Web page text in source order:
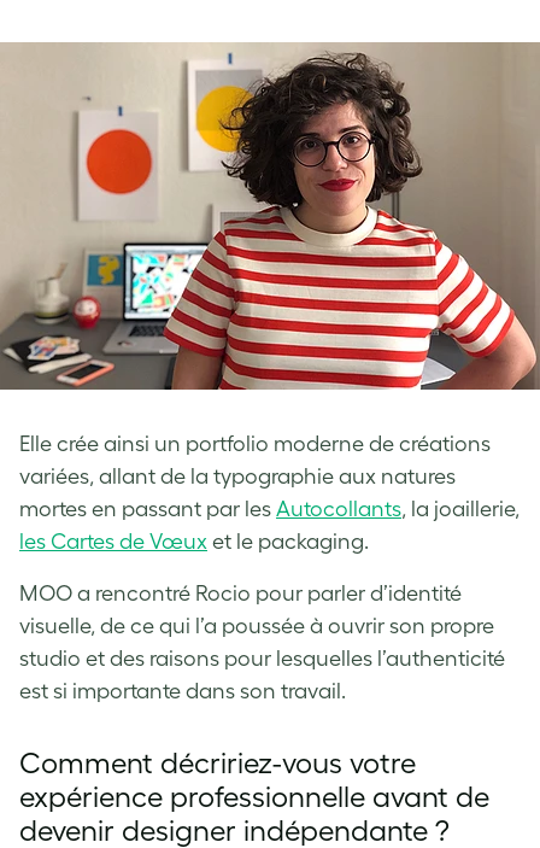
Elle crée ainsi un portfolio moderne de créations
variées, allant de la typographie aux natures
mortes en passant par les Autocollants, la joaillerie,
les Cartes de Vœux et le packaging.
MOO a rencontré Rocio pour parler d’identité
visuelle, de ce qui l’a poussée à ouvrir son propre
studio et des raisons pour lesquelles l’authenticité
est si importante dans son travail.
Comment décririez-vous votre
expérience professionnelle avant de
devenir designer indépendante ?